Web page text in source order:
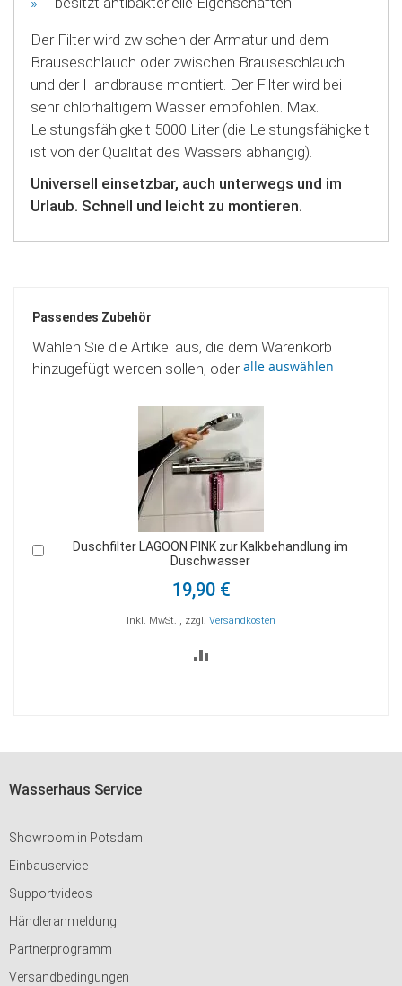
Der Filter wird zwischen der Armatur und dem
Brauseschlauch oder zwischen Brauseschlauch
und der Handbrause montiert. Der Filter wird bei
sehr chlorhaltigem Wasser empfohlen. Max.
Leistungsfähigkeit 5000 Liter (die Leistungsfähigkeit
ist von der Qualität des Wassers abhängig).
Universell einsetzbar, auch unterwegs und im
Urlaub. Schnell und leicht zu montieren.
Passendes Zubehör
Wählen Sie die Artikel aus, die dem Warenkorb
hinzugefügt werden sollen, oderalle auswählen
Doppelpack Duschfilter Lagoon zur Kalkbehandlung im
Duschwasser
32,80 €37,80 €
Inkl. MwSt. , zzgl.Versandkosten
Wasserhaus Service
Showroom in Potsdam
Einbauservice
Supportvideos
Händleranmeldung
Partnerprogramm
Versandbedingungen